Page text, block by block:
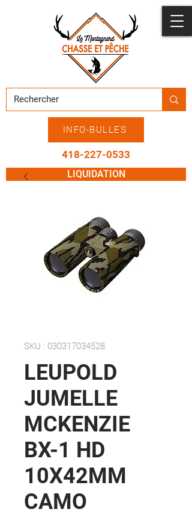
INFO-BULLES
418-227-0533
LIQUIDATION
SKU : 030317034528
LEUPOLD
JUMELLE
MCKENZIE
BX-1 HD
10X42MM
CAMO